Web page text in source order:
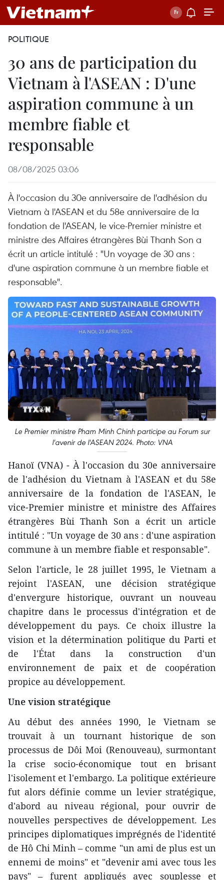
POLITIQUE
30 ans de participation du
Vietnam à l'ASEAN : D'une
aspiration commune à un
membre fiable et
responsable
08/08/2025 03:06
À l'occasion du 30e anniversaire de l'adhésion du
Vietnam à l'ASEAN et du 58e anniversaire de la
fondation de l'ASEAN, le vice-Premier ministre et
ministre des Affaires étrangères Bùi Thanh Son a
écrit un article intitulé : "Un voyage de 30 ans :
d'une aspiration commune à un membre fiable et
responsable".
Le Premier ministre Pham Minh Chinh participe au Forum sur
l'avenir de l'ASEAN 2024. Photo: VNA
Hanoï (VNA) - À l'occasion du 30e anniversaire
de l'adhésion du Vietnam à l'ASEAN et du 58e
anniversaire de la fondation de l'ASEAN, le
vice-Premier ministre et ministre des Affaires
étrangères Bùi Thanh Son a écrit un article
intitulé : "Un voyage de 30 ans : d'une aspiration
commune à un membre fiable et responsable".
Selon l'article, le 28 juillet 1995, le Vietnam a
rejoint l'ASEAN, une décision stratégique
d'envergure historique, ouvrant un nouveau
chapitre dans le processus d'intégration et de
développement du pays. Ce choix illustre la
vision et la détermination politique du Parti et
de l'État dans la construction d'un
environnement de paix et de coopération
propice au développement.
Une vision stratégique
Au début des années 1990, le Vietnam se
trouvait à un tournant historique de son
processus de Dôi Moi (Renouveau), surmontant
la crise socio-économique tout en brisant
l'isolement et l'embargo. La politique extérieure
fut alors définie comme un levier stratégique,
d'abord au niveau régional, pour ouvrir de
nouvelles perspectives de développement. Les
principes diplomatiques imprégnés de l'identité
de Hô Chi Minh – comme "un ami de plus est un
ennemi de moins" et "devenir ami avec tous les
pays" – furent appliqués avec souplesse et